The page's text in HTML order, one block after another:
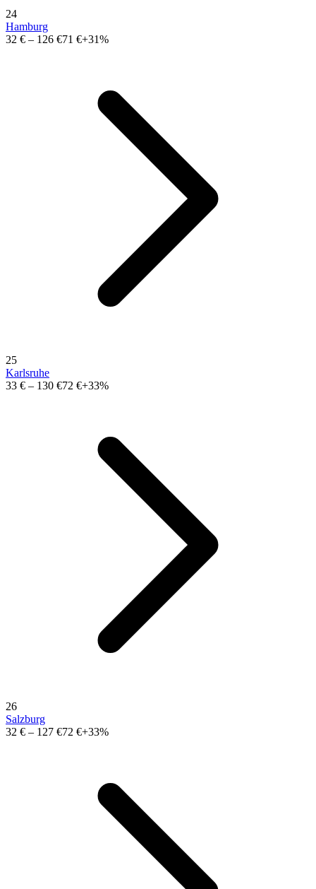
24
Hamburg
32 € – 126 €71 €+31%
25
Karlsruhe
33 € – 130 €72 €+33%
26
Salzburg
32 € – 127 €72 €+33%